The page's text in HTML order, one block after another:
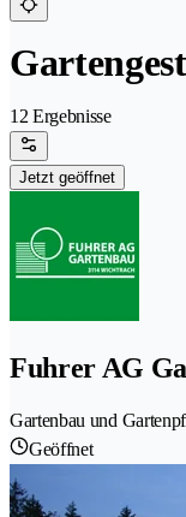
12 Ergebnisse
Jetzt geöffnet
Fuhrer AG
Gartenbau und
Geöffnet